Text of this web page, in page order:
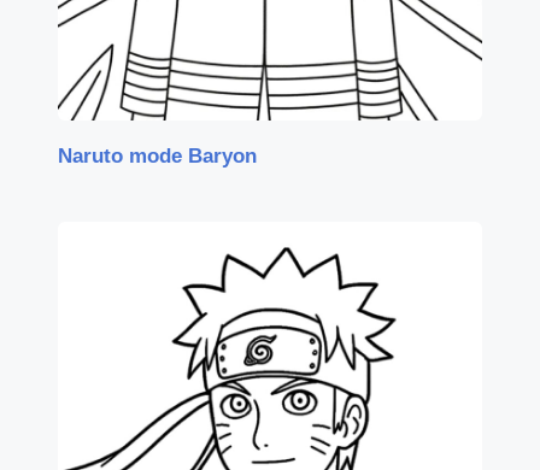
Naruto mode Baryon